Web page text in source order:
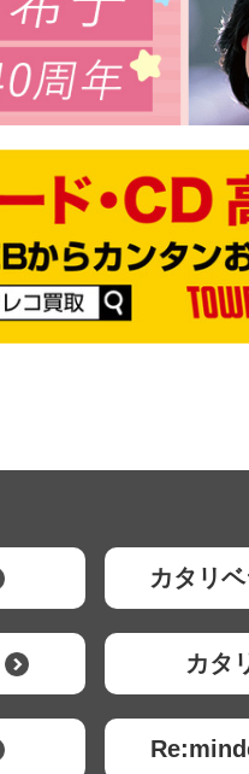
カタリ
カタ